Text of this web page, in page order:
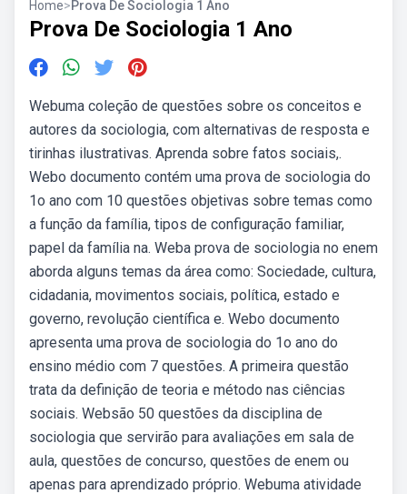
Home>Prova De Sociologia 1 Ano
Prova De Sociologia 1 Ano
Webuma coleção de questões sobre os conceitos e
autores da sociologia, com alternativas de resposta e
tirinhas ilustrativas. Aprenda sobre fatos sociais,.
Webo documento contém uma prova de sociologia do
1o ano com 10 questões objetivas sobre temas como
a função da família, tipos de configuração familiar,
papel da família na. Weba prova de sociologia no enem
aborda alguns temas da área como: Sociedade, cultura,
cidadania, movimentos sociais, política, estado e
governo, revolução científica e. Webo documento
apresenta uma prova de sociologia do 1o ano do
ensino médio com 7 questões. A primeira questão
trata da definição de teoria e método nas ciências
sociais. Websão 50 questões da disciplina de
sociologia que servirão para avaliações em sala de
aula, questões de concurso, questões de enem ou
apenas para aprendizado próprio. Webuma atividade